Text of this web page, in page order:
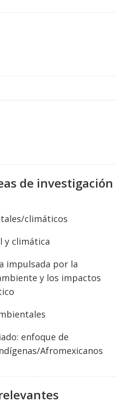
de investigación
climáticos
y climática
impulsada por la
y los impactos
enfoque de
Afromexicanos